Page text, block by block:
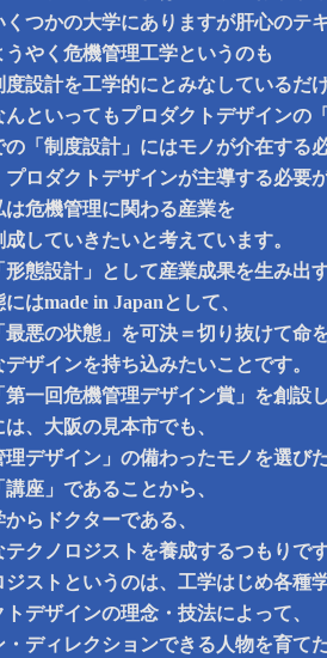
くつかの大学にありますが肝心のテ
うやく危機管理工学というのも
度設計を工学的にとみなしているだ
んといってもプロダクトデザインの
の「制度設計」にはモノが介在する
プロダクトデザインが主導する必要
は危機管理に関わる産業を
成していきたいと考えています。
形態設計」として産業成果を生み出
はmade in Japanとして、
最悪の状態」を可決＝切り抜けて命
ザインを持ち込みたいことです。
第一回危機管理デザイン賞」を創設
は、大阪の見本市でも、
理デザイン」の備わったモノを選び
座」であることから、
らドクターである、
テクノロジストを養成するつもりで
ジストというのは、工学はじめ各種
トデザインの理念・技法によって、
・ディレクションできる人物を育て